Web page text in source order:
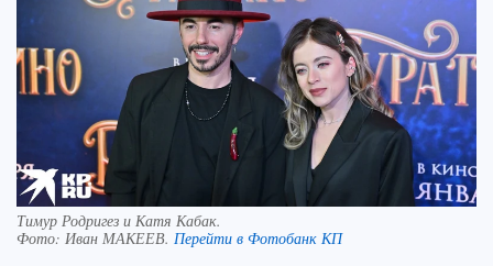
Тимур Родригез и Катя Кабак.
Фото: Иван МАКЕЕВ. Перейти в Фотобанк КП